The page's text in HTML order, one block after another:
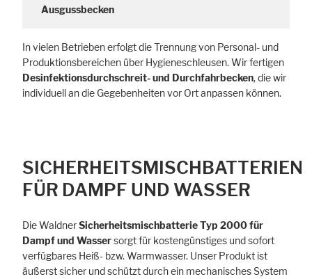
Ausgussbecken
In vielen Betrieben erfolgt die Trennung von Personal- und
Produktionsbereichen über Hygieneschleusen. Wir fertigen
Desinfektionsdurchschreit- und Durchfahrbecken, die wir
individuell an die Gegebenheiten vor Ort anpassen können.
SICHERHEITSMISCHBATTERIEN
FÜR DAMPF UND WASSER
Die WaldnerSicherheitsmischbatterieTyp 2000 für
Dampf und Wassersorgt für kostengünstiges und sofort
verfügbares Heiß- bzw. Warmwasser. Unser Produkt ist
äußerst sicher und schützt durch ein mechanisches System